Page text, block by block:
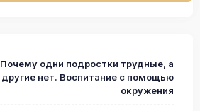
Почему одни подростки трудные, а
другие нет. Воспитание с помощью
окружения